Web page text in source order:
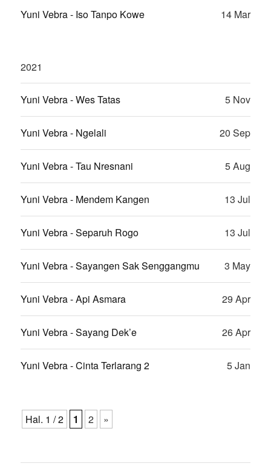
Yuni Vebra - Iso Tanpo Kowe 14 Mar
2021
Yuni Vebra - Wes Tatas 5 Nov
Yuni Vebra - Ngelali 20 Sep
Yuni Vebra - Tau Nresnani 5 Aug
Yuni Vebra - Mendem Kangen 13 Jul
Yuni Vebra - Separuh Rogo 13 Jul
Yuni Vebra - Sayangen Sak Senggangmu 3 May
Yuni Vebra - Api Asmara 29 Apr
Yuni Vebra - Sayang Dek’e 26 Apr
Yuni Vebra - Cinta Terlarang 2 5 Jan
Hal. 1 / 2 1 2 »